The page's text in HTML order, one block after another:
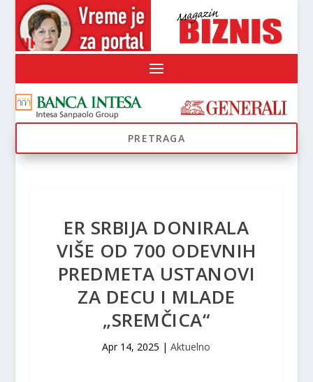
ER SRBIJA DONIRALA
VIŠE OD 700 ODEVNIH
PREDMETA USTANOVI
ZA DECU I MLADE
„SREMČICA“
Apr 14, 2025 |Aktuelno